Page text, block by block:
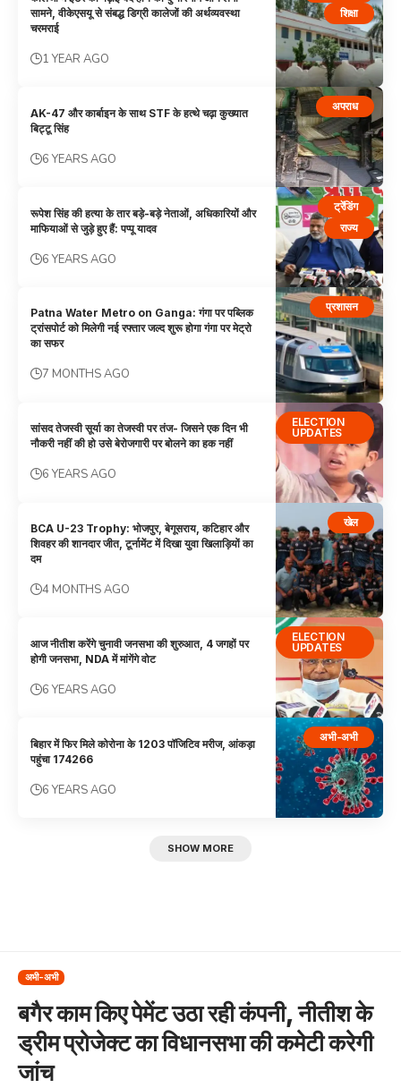
शिक्षा
सामने, वीकेएसयू से संबद्ध डिग्री कालेजों की अर्थव्यवस्था
चरमराई
1 YEAR AGO
अपराध
AK-47 और कार्बाइन के साथ STF के हत्थे चढ़ा कुख्यात
बिट्टू सिंह
6 YEARS AGO
ट्रेंडिंग
राज्य
रूपेश सिंह की हत्या के तार बड़े-बड़े नेताओं, अधिकारियों और
माफियाओं से जुड़े हुए हैं: पप्पू यादव
6 YEARS AGO
प्रशासन
Patna Water Metro on Ganga: गंगा पर पब्लिक
ट्रांसपोर्ट को मिलेगी नई रफ्तार जल्द शुरू होगा गंगा पर मेट्रो
का सफर
7 MONTHS AGO
ELECTION
UPDATES
सांसद तेजस्वी सूर्या का तेजस्वी पर तंज- जिसने एक दिन भी
नौकरी नहीं की हो उसे बेरोजगारी पर बोलने का हक नहीं
6 YEARS AGO
खेल
BCA U-23 Trophy: भोजपुर, बेगूसराय, कटिहार और
शिवहर की शानदार जीत, टूर्नामेंट में दिखा युवा खिलाड़ियों का
दम
4 MONTHS AGO
ELECTION
UPDATES
आज नीतीश करेंगे चुनावी जनसभा की शुरुआत, 4 जगहों पर
होगी जनसभा, NDA में मांगेंगे वोट
6 YEARS AGO
अभी-अभी
बिहार में फिर मिले कोरोना के 1203 पॉजिटिव मरीज, आंकड़ा
पहुंचा 174266
6 YEARS AGO
SHOW MORE
अभी-अभी
बगैर काम किए पेमेंट उठा रही कंपनी, नीतीश के
ड्रीम प्रोजेक्ट का विधानसभा की कमेटी करेगी
जांच